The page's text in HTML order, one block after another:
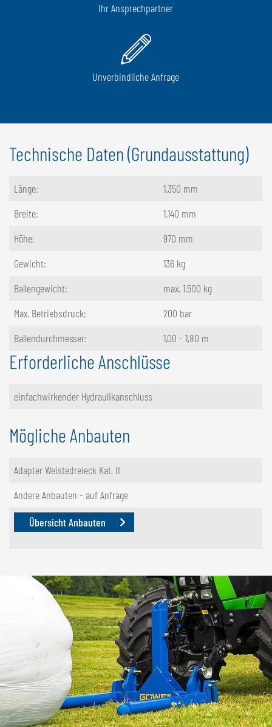
Ihr Ansprechpartner
Unverbindliche Anfrage
Technische Daten (Grundausstattung)
Länge:
1.350 mm
Breite:
1.140 mm
Höhe:
970 mm
Gewicht:
136 kg
Ballengewicht:
max. 1.500 kg
Max. Betriebsdruck:
200 bar
Ballendurchmesser:
1,00 - 1,80 m
Erforderliche Anschlüsse
einfachwirkender Hydraulikanschluss
Mögliche Anbauten
Adapter Weistedreieck Kat. II
Andere Anbauten - auf Anfrage
Übersicht Anbauten